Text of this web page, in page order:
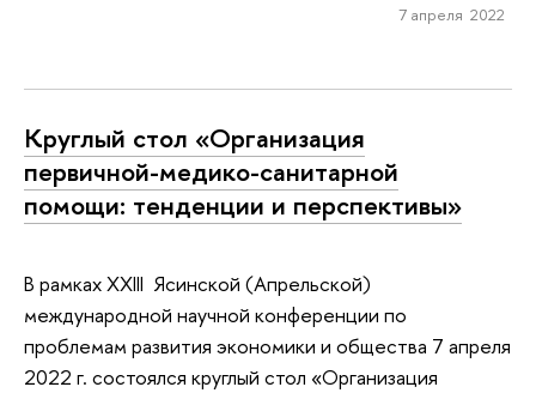
7 апреля 2022
Круглый стол «Организация
первичной-медико-санитарной
помощи: тенденции и перспективы»
В рамках XXIII Ясинской (Апрельской)
международной научной конференции по
проблемам развития экономики и общества 7 апреля
2022 г. состоялся круглый стол «Организация